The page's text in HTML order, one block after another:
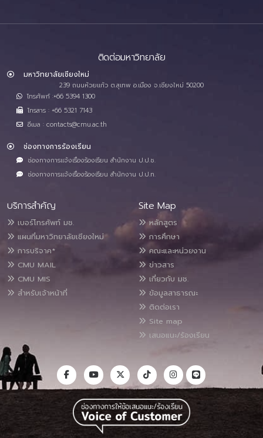
ติดต่อมหาวิทยาลัย
มหาวิทยาลัยเชียงใหม่
239 ถนนห้วยแก้ว ต.สุเทพ อ.เมือง จ.เชียงใหม่ 50200
โทรศัพท์ :+66 5394 1300
โทรสาร : +66 5321 7143
อีเมล : contacts@cmu.ac.th
ช่องทางการร้องเรียน
ช่องทางการแจ้งเรื่องร้องเรียน สำนักงาน ป.ป.ช.
ช่องทางการแจ้งเรื่องร้องเรียน สำนักงาน ป.ป.ท.
บริการสำคัญ
เบอร์โทรศัพท์ มช.
แผนที่มหาวิทยาลัยเชียงใหม่
การบริจาค*
CMU MAIL
CMU MIS
สำหรับเจ้าหน้าที่
Site Map
หลักสูตร
การศึกษา
คณะและหน่วยงาน
ข่าวสาร
เกี่ยวกับ มช.
ข้อมูลสาธารณะ
ติดต่อเรา
Site map
เสนอแนะ/ร้องเรียน